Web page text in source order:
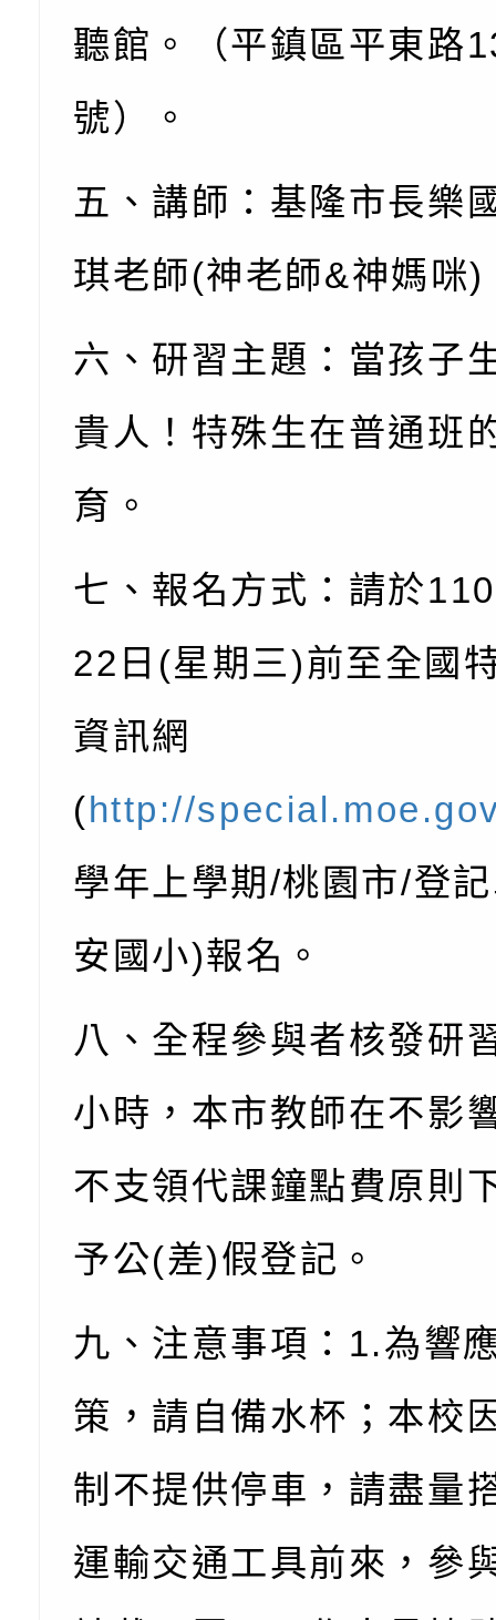
覺暫留創意應用與實
學辦理115年度區域
充實方案：「怪創劇
角色驅動的聲音與故
「學生申訴及再申訴
關事項
檢送行政院新聞傳播
月份公共服務政策溝
訊
台北松山文創園區5
「櫻桃小丸子原作40
檢送桃園市政府LED
「115學年度身心障
知能研習」
檢送桃園市政府LED
字稿
函轉國立臺灣師範大
「115學年度身心障
知能研習」
有關桃園市八德區大
學辦理「音樂班第27
樂會-憶起玩樂」
檢送桃園市政府家庭
「小桃家5月課程資
子的人際必修課」、
檢送「小桃家幸福+
實體座談會」海報
函轉臺北市勞動力重
摩據點視覺設計競賽
章
字稿
函轉教育部訂於115
(星期六)下午2時至5
立臺灣科學教育館（
理「115年度515國
導及系列座談活動」
檢送本市115學年度
術才能音樂班鑑定二
函轉本府新聞處115
安全宣導
有關衛生福利部辦理
逆境少年家庭支持服
員專業輔導及效能精
北、中、南共3場次
訓練
轉知社團法人中華民
礙聯盟辦理「2026
少意見交流大會」簡
台灣遊戲治療學會將
月至8月舉辦「空間
多元文化遊戲室之規
造」、「阿德勒心理
學諮商輔導的應用」
不只是遊戲 - 兒童遊
門工作坊 （中部場
檢送行政院新聞傳播
月份公共服務政策溝
訊
桃園市龜山區大坑國
理114學年度整合性
育講座「爸媽不暴走
成長」
台灣遊戲治療學會
日舉辦「空間的療癒
文化遊戲室之規畫與
檢送衛生福利部「政
材應注意之可及性格
有關本市桃園區中埔
「桃園市115年度兒
情緒管理訓練-獨輪
施計畫」
有關國立羅東高級中
「生命教育議題深化
議題論壇與生命塔羅
檢送LED跑馬燈文字
託播影片
有關教育部特殊教育
團學前及國中小身障
理「普特協作—課程
有關國立臺中教育大
「115年適應運動經
轉知教育部國教署生
聽館。（平鎮區平東路
號）。
五、講師：基隆市長樂
琪老師(神老師&神媽咪)
六、研習主題：當孩子
貴人！特殊生在普通班
育。
七、報名方式：請於110
22 日 (星期三)前至全國
資訊網
( http://
學年上學期/桃園市/登
安國小)報名。
八、全程參與者核發研
小時，本市教師在不影
不支領代課鐘點費原則
予公(差)假登記。
九、注意事項： 1.為響
策，請自備水杯；本校
制不提供停車，請盡量
運輸交通工具前來，參